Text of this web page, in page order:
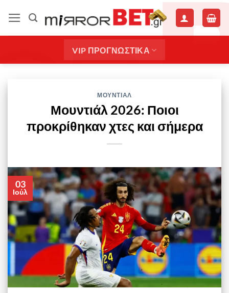
στο
περιεχόμενο
VIP ΠΡΟΓΝΩΣΤΙΚΑ
ΜΟΥΝΤΙΑΛ
Μουντιάλ 2026: Ποιοι
προκρίθηκαν χτες και σήμερα
03
Ιούλ